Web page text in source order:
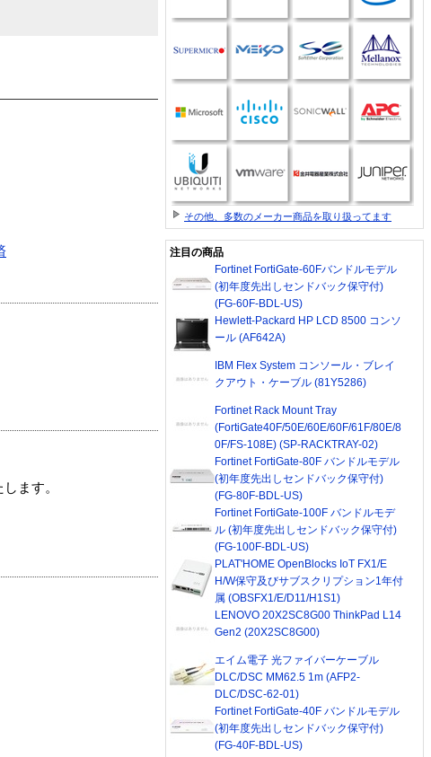
ます。
その他、多数のメーカー商品を取り扱ってます
注目の商品
Fortinet FortiGate-60Fバンドルモデル
(初年度先出しセンドバック保守付)
(FG-60F-BDL-US)
Hewlett-Packard HP LCD 8500 コンソ
ール (AF642A)
IBM Flex System コンソール・ブレイ
クアウト・ケーブル (81Y5286)
Fortinet Rack Mount Tray
(FortiGate40F/50E/60E/60F/61F/80E/8
0F/FS-108E) (SP-RACKTRAY-02)
Fortinet FortiGate-80F バンドルモデル
(初年度先出しセンドバック保守付)
(FG-80F-BDL-US)
Fortinet FortiGate-100F バンドルモデ
ル (初年度先出しセンドバック保守付)
(FG-100F-BDL-US)
PLAT'HOME OpenBlocks IoT FX1/E
H/W保守及びサブスクリプション1年付
属 (OBSFX1/E/D11/H1S1)
LENOVO 20X2SC8G00 ThinkPad L14
Gen2 (20X2SC8G00)
エイム電子 光ファイバーケーブル
DLC/DSC MM62.5 1m (AFP2-
DLC/DSC-62-01)
Fortinet FortiGate-40F バンドルモデル
(初年度先出しセンドバック保守付)
(FG-40F-BDL-US)